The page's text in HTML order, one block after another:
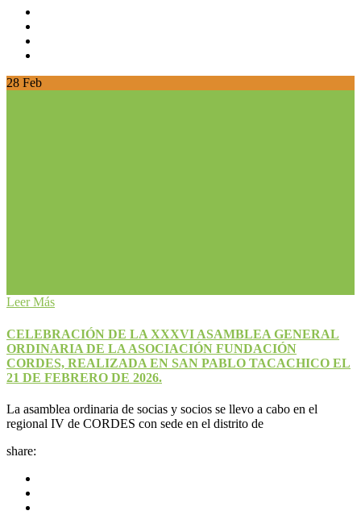
28 Feb
Leer Más
CELEBRACIÓN DE LA XXXVI ASAMBLEA GENERAL
ORDINARIA DE LA ASOCIACIÓN FUNDACIÓN
CORDES, REALIZADA EN SAN PABLO TACACHICO EL
21 DE FEBRERO DE 2026.
La asamblea ordinaria de socias y socios se llevo a cabo en el
regional IV de CORDES con sede en el distrito de
share: